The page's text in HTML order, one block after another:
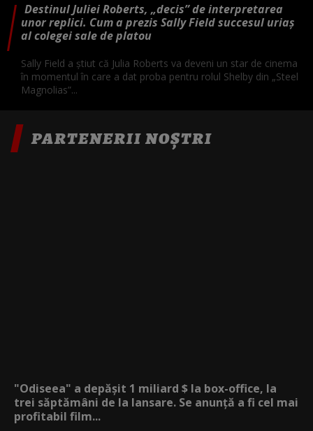
Destinul Juliei Roberts, „decis” de interpretarea
unor replici. Cum a prezis Sally Field succesul uriaș
al colegei sale de platou
Sally Field a știut că Julia Roberts va deveni un star de cinema
în momentul în care a dat proba pentru rolul Shelby din „Steel
Magnolias”...
PARTENERII NOȘTRI
"Odiseea" a depășit 1 miliard $ la box-office, la
trei săptămâni de la lansare. Se anunță a fi cel mai
profitabil film...